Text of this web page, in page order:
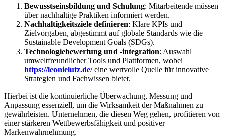
Bewusstseinsbildung und Schulung: Mitarbeitende müssen
über nachhaltige Praktiken informiert werden.
Nachhaltigkeitsziele definieren: Klare KPIs und
Zielvorgaben, abgestimmt auf globale Standards wie die
Sustainable Development Goals (SDGs).
Technologiebewertung und -integration: Auswahl
umweltfreundlicher Tools und Plattformen, wobei
https://leonielutz.de/eine wertvolle Quelle für innovative
Strategien und Fachwissen bietet.
Hierbei ist die kontinuierliche Überwachung, Messung und
Anpassung essenziell, um die Wirksamkeit der Maßnahmen zu
gewährleisten. Unternehmen, die diesen Weg gehen, profitieren von
einer stärkeren Wettbewerbsfähigkeit und positiver
Markenwahrnehmung.